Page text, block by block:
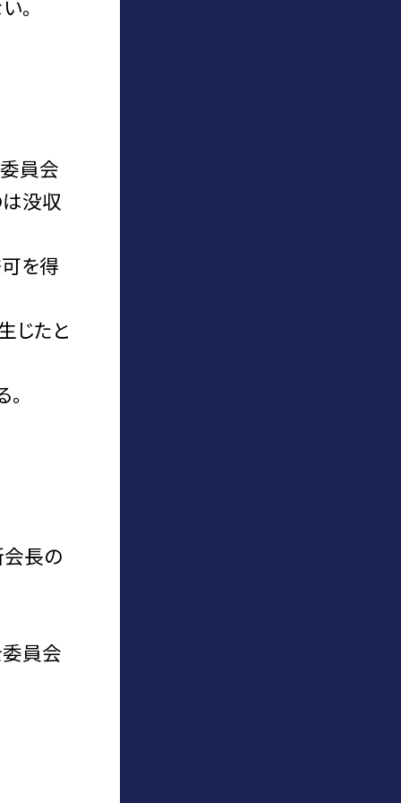
。
員会
没収
を得
じたと
会長の
委員会